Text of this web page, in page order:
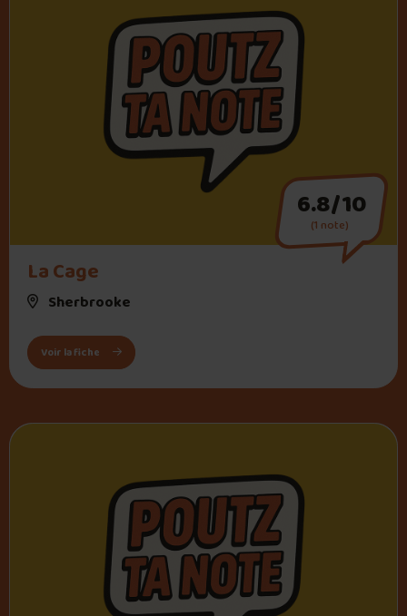
La Cage
Sherbrooke
6.8/10
(1 note)
Voir la fiche : La Cage